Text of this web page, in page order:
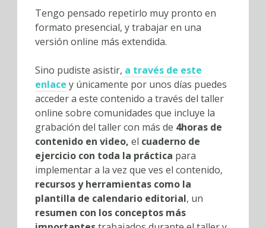
Tengo pensado repetirlo muy pronto en
formato presencial, y trabajar en una
versión online más extendida.
Sino pudiste asistir, a través de este
enlace y únicamente por unos días puedes
acceder a este contenido a través del taller
online sobre comunidades que incluye la
grabación del taller con más de 4horas de
contenido en video, el cuaderno de
ejercicio con toda la práctica para
implementar a la vez que ves el contenido,
recursos y herramientas como la
plantilla de calendario editorial, un
resumen con los conceptos más